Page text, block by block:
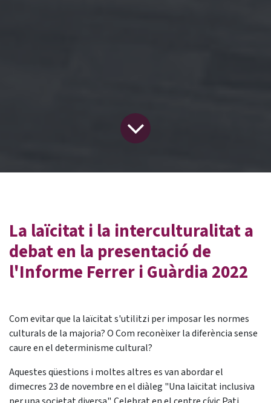
La laïcitat i la interculturalitat a
debat en la presentació de
l'Informe Ferrer i Guàrdia 2022
Com evitar que la laïcitat s'utilitzi per imposar les normes
culturals de la majoria? O Com reconèixer la diferència sense
caure en el determinisme cultural?
Aquestes qüestions i moltes altres es van abordar el
dimecres 23 de novembre en el diàleg "Una laïcitat inclusiva